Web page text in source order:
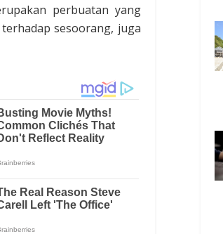
perbuatan yang
sesoorang, juga